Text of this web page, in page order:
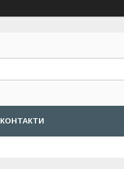
КОНТАКТИ